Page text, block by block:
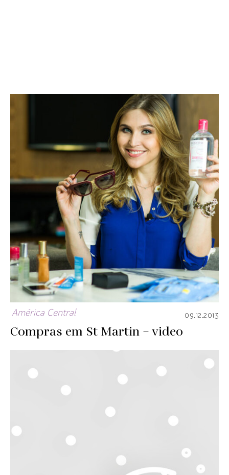
América Central 09.12.2013
Compras em St Martin – video